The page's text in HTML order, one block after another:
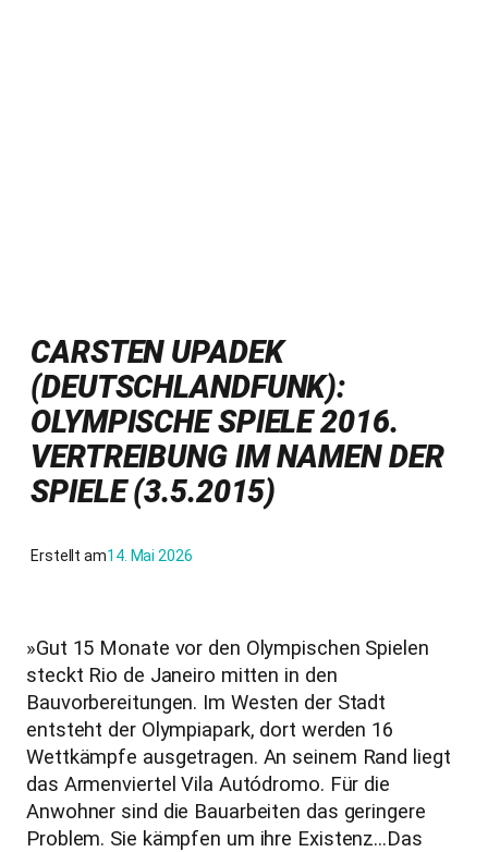
CARSTEN UPADEK
(DEUTSCHLANDFUNK):
OLYMPISCHE SPIELE 2016.
VERTREIBUNG IM NAMEN DER
SPIELE (3.5.2015)
Erstellt am14. Mai 2026
»Gut 15 Monate vor den Olympischen Spielen
steckt Rio de Janeiro mitten in den
Bauvorbereitungen. Im Westen der Stadt
entsteht der Olympiapark, dort werden 16
Wettkämpfe ausgetragen. An seinem Rand liegt
das Armenviertel Vila Autódromo. Für die
Anwohner sind die Bauarbeiten das geringere
Problem. Sie kämpfen um ihre Existenz…Das